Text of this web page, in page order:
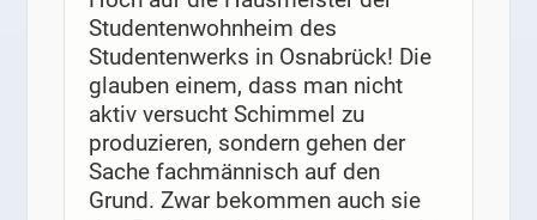
Studentenwohnheim des
Studentenwerks in Osnabrück! Die
glauben einem, dass man nicht
aktiv versucht Schimmel zu
produzieren, sondern gehen der
Sache fachmännisch auf den
Grund. Zwar bekommen auch sie